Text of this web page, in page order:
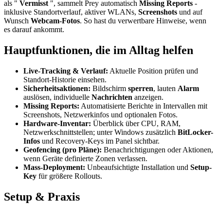
als " Vermisst ", sammelt Prey automatisch Missing Reports -
inklusive Standortverlauf, aktiver WLANs, Screenshots und auf
Wunsch Webcam-Fotos. So hast du verwertbare Hinweise, wenn
es darauf ankommt.
Hauptfunktionen, die im Alltag helfen
Live-Tracking & Verlauf: Aktuelle Position prüfen und
Standort-Historie einsehen.
Sicherheitsaktionen: Bildschirm sperren, lauten Alarm
auslösen, individuelle Nachrichten anzeigen.
Missing Reports: Automatisierte Berichte in Intervallen mit
Screenshots, Netzwerkinfos und optionalen Fotos.
Hardware-Inventar: Überblick über CPU, RAM,
Netzwerkschnittstellen; unter Windows zusätzlich BitLocker-
Infos und Recovery-Keys im Panel sichtbar.
Geofencing (pro Pläne): Benachrichtigungen oder Aktionen,
wenn Geräte definierte Zonen verlassen.
Mass-Deployment: Unbeaufsichtigte Installation und Setup-
Key für größere Rollouts.
Setup & Praxis